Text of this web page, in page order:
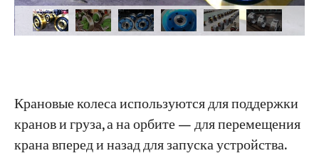
Крановые колеса используются для поддержки
кранов и груза, а на орбите — для перемещения
крана вперед и назад для запуска устройства.